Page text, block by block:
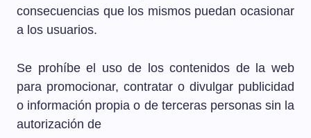
consecuencias que los mismos puedan ocasionar
a los usuarios.
Se prohíbe el uso de los contenidos de la web
para promocionar, contratar o divulgar publicidad
o información propia o de terceras personas sin la
autorización de